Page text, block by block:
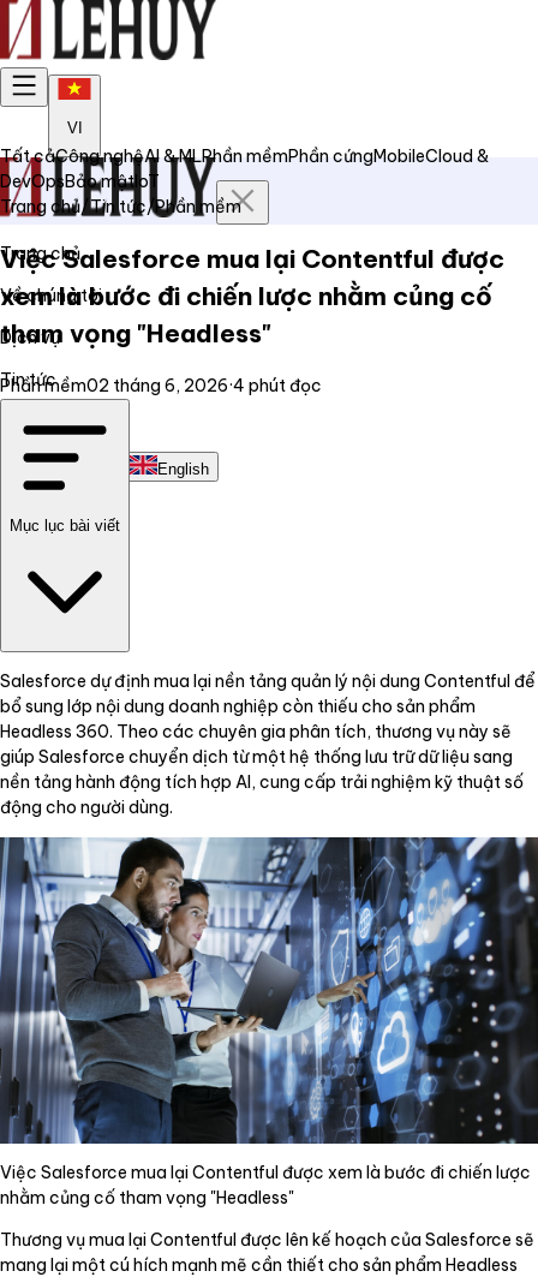
VI
Trang chủ
Về chúng tôi
Dịch vụ
Tin tức
Liên hệ
Tiếng Việt English
Tất cảCông nghệAI & MLPhần mềmPhần cứngMobileCloud &
DevOpsBảo mậtIoT
Trang chủ/Tin tức/Phần mềm
Việc Salesforce mua lại Contentful được
xem là bước đi chiến lược nhằm củng cố
tham vọng "Headless"
Phần mềm02 tháng 6, 2026·4 phút đọc
Mục lục bài viết
Salesforce dự định mua lại nền tảng quản lý nội dung Contentful để
bổ sung lớp nội dung doanh nghiệp còn thiếu cho sản phẩm
Headless 360. Theo các chuyên gia phân tích, thương vụ này sẽ
giúp Salesforce chuyển dịch từ một hệ thống lưu trữ dữ liệu sang
nền tảng hành động tích hợp AI, cung cấp trải nghiệm kỹ thuật số
động cho người dùng.
Việc Salesforce mua lại Contentful được xem là bước đi chiến lược
nhằm củng cố tham vọng "Headless"
Thương vụ mua lại Contentful được lên kế hoạch của Salesforce sẽ
mang lại một cú hích mạnh mẽ cần thiết cho sản phẩm Headless